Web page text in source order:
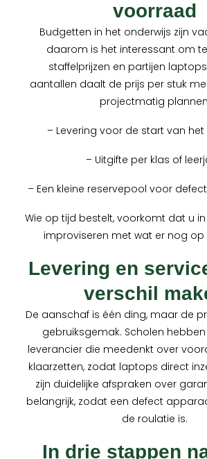
voorraad
Budgetten in het onderwijs zijn
daarom is het interessant om
staffelprijzen en partijen
aantallen daalt de prijs per stuk
projectmatig
– Levering voor de start van
– Uitgifte per klas of
– Een kleine reservepool voor
Wie op tijd bestelt, voorkomt dat u
improviseren met wat er nog op
Levering en
verschil
De aanschaf is één ding, maar de
gebruiksgemak. Scholen
leverancier die meedenkt over
klaarzetten, zodat laptops direct
zijn duidelijke afspraken over
belangrijk, zodat een defect
de roulatie is.
In drie stappen